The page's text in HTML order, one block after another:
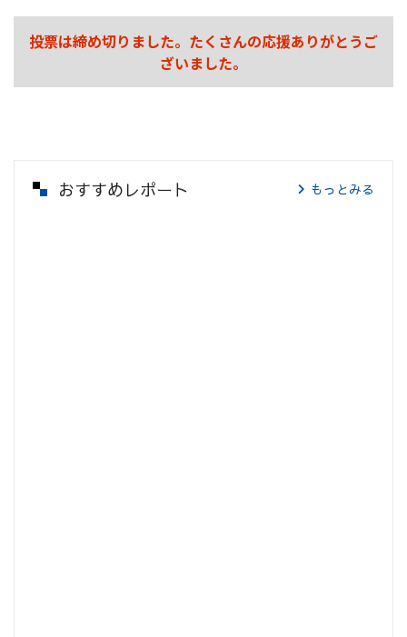
投票は締め切りました。たくさんの応援ありがとうご
ざいました。
おすすめレポート もっとみる